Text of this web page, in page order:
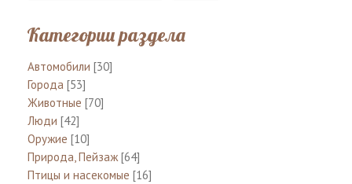
Категории раздела
Автомобили [30]
Города [53]
Животные [70]
Люди [42]
Оружие [10]
Природа, Пейзаж [64]
Птицы и насекомые [16]